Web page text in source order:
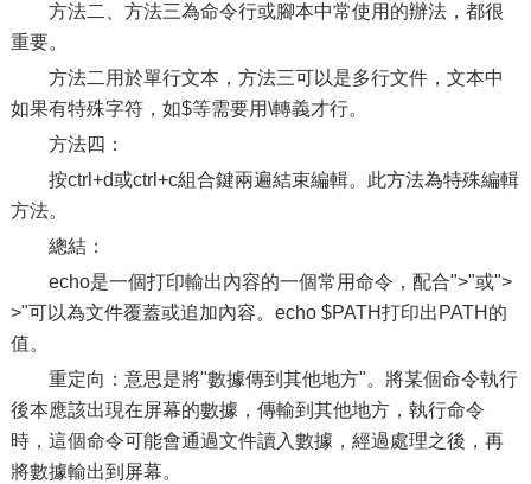
方法二、方法三為命令行或腳本中常使用的辦法，都很
重要。
方法二用於單行文本，方法三可以是多行文件，文本中
如果有特殊字符，如$等需要用\轉義才行。
方法四：
按ctrl+d或ctrl+c組合鍵兩遍結束編輯。此方法為特殊編輯
方法。
總結：
echo是一個打印輸出內容的一個常用命令，配合">"或">
>"可以為文件覆蓋或追加內容。echo $PATH打印出PATH的
值。
重定向：意思是將"數據傳到其他地方"。將某個命令執行
後本應該出現在屏幕的數據，傳輸到其他地方，執行命令
時，這個命令可能會通過文件讀入數據，經過處理之後，再
將數據輸出到屏幕。